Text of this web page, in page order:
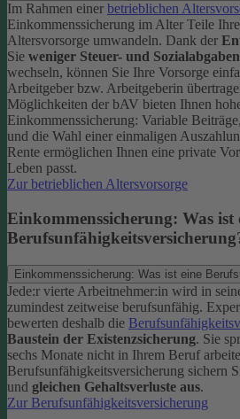
Im Rahmen einer betrieblichen
Einkommenssicherung im Alter Teile
Altersvorsorge umwandeln. Dank der
Sie weniger Steuer- und Sozialabgaben
wechseln, können Sie Ihre Vorsorge
Arbeitgeber bzw. Arbeitgeberin
Möglichkeiten der bAV bieten Ihnen
Einkommenssicherung: Variable
und die Wahl einer einmaligen
Rente ermöglichen Ihnen eine private
Leben passt.
Zur betrieblichen Altersvorsorge
Einkommenssicherung: Was ist
Einkommenssicherung: Was ist eine
Jede:r vierte Arbeitnehmer:in wird in
zumindest zeitweise berufsunfähig.
bewerten deshalb die
Baustein der Existenzsicherung. Sie
sechs Monate nicht in Ihrem Beruf
Berufsunfähigkeitsversicherung sichern
und gleichen Gehaltsverluste aus.
Zur Berufsunfähigkeitsversicherung